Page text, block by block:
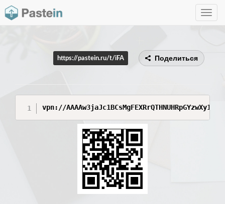
Toggle
https://pastein.ru/t/iFA Поделиться
vpn://